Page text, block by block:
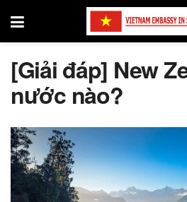
[Giải đáp] New
nước nào?